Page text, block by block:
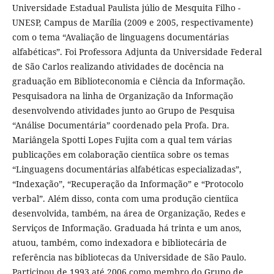
Universidade Estadual Paulista júlio de Mesquita Filho -
UNESP, Campus de Marília (2009 e 2005, respectivamente)
com o tema “Avaliação de linguagens documentárias
alfabéticas”. Foi Professora Adjunta da Universidade Federal
de São Carlos realizando atividades de docência na
graduação em Biblioteconomia e Ciência da Informação.
Pesquisadora na linha de Organização da Informação
desenvolvendo atividades junto ao Grupo de Pesquisa
“Análise Documentária” coordenado pela Profa. Dra.
Mariângela Spotti Lopes Fujita com a qual tem várias
publicações em colaboração cientíica sobre os temas
“Linguagens documentárias alfabéticas especializadas”,
“Indexação”, “Recuperação da Informação” e “Protocolo
verbal”. Além disso, conta com uma produção cientíica
desenvolvida, também, na área de Organização, Redes e
Serviços de Informação. Graduada há trinta e um anos,
atuou, também, como indexadora e bibliotecária de
referência nas bibliotecas da Universidade de São Paulo.